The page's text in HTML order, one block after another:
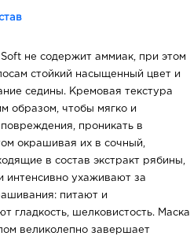
не содержит аммиак, при этом
стойкий насыщенный цвет и
седины. Кремовая текстура
образом, чтобы мягко и
проникать в
окрашивая их в сочный,
в состав экстракт рябины,
интенсивно ухаживают за
питают и
гладкость, шелковистость. Маска
великолепно завершает